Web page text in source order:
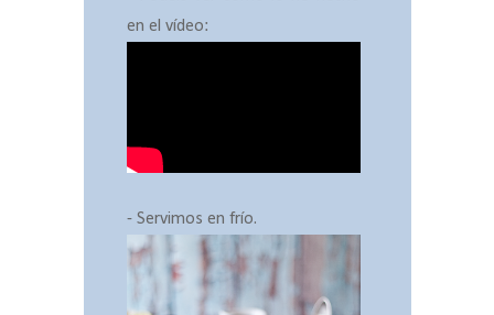
en el vídeo:
- Servimos en frío.